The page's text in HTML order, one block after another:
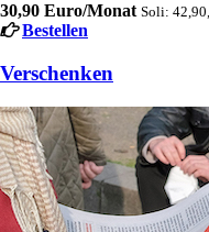
30,90 Euro/Monat Soli:
Bestellen
Verschenken